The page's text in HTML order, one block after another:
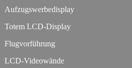
Aufzugswerbedisplay
Totem LCD-Display
Flugvorführung
LCD-Videowände